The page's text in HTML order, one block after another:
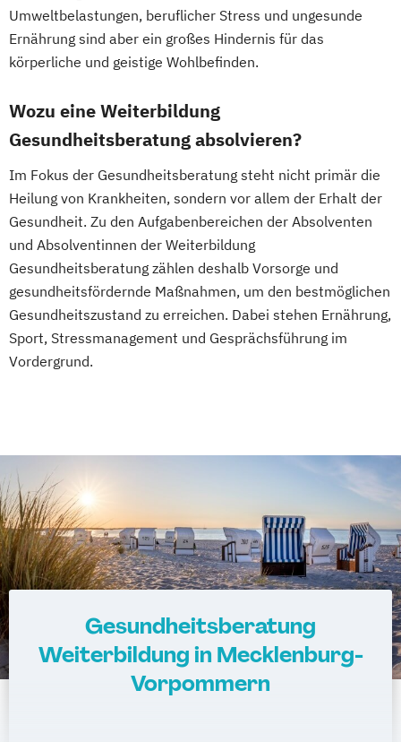
Umweltbelastungen, beruflicher Stress und ungesunde
Ernährung sind aber ein großes Hindernis für das
körperliche und geistige Wohlbefinden.
Wozu eine Weiterbildung
Gesundheitsberatung absolvieren?
Im Fokus der Gesundheitsberatung steht nicht primär die
Heilung von Krankheiten, sondern vor allem der Erhalt der
Gesundheit. Zu den Aufgabenbereichen der Absolventen
und Absolventinnen der Weiterbildung
Gesundheitsberatung zählen deshalb Vorsorge und
gesundheitsfördernde Maßnahmen, um den bestmöglichen
Gesundheitszustand zu erreichen. Dabei stehen Ernährung,
Sport, Stressmanagement und Gesprächsführung im
Vordergrund.
Gesundheitsberatung
Weiterbildung in Mecklenburg-
Vorpommern